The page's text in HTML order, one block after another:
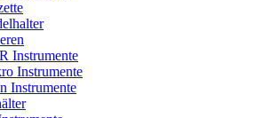
Instrumente
Instrumente
Instrumente